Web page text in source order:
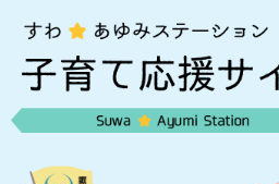
頭
飛